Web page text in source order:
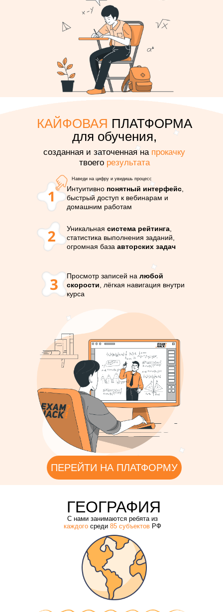
Наведи на цифру и увидишь процесс
КАЙФОВАЯ ПЛАТФОРМА
для обучения,
созданная и заточенная на прокачку
твоего результата
Интуитивно понятный интерфейс
быстрый доступ к вебинарам и
домашним работам
Уникальная система рейтинга
статистика выполнения заданий,
огромная база авторских задач
Просмотр записей на любой
скорости , лёгкая навигация внутри
курса
ПЕРЕЙТИ НА ПЛАТФОРМУ
ГЕОГРАФИЯ
С нами занимаются ребята из
каждого среди 85 субъектов РФ